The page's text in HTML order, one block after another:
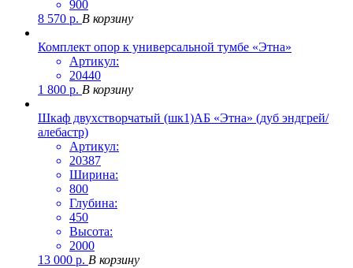
900
8 570 р. В корзину
Комплект опор к универсальной тумбе «Этна»
Артикул:
20440
1 800 р. В корзину
Шкаф двухстворчатый (шк1)АБ «Этна» (дуб эндгрей/
алебастр)
Артикул:
20387
Ширина:
800
Глубина:
450
Высота:
2000
13 000 р. В корзину